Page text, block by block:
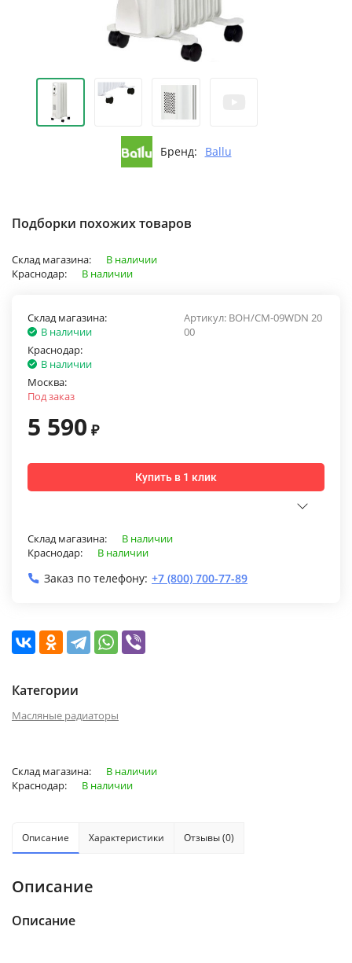
Бренд: Ballu
Подборки похожих товаров
Склад магазина:
В наличии
Краснодар:
В наличии
Артикул: BOH/CM-09WDN 20
00
Склад магазина:
В наличии
Краснодар:
В наличии
Москва:
Под заказ
5 590 ₽
Купить в 1 клик
Склад магазина:
В наличии
Краснодар:
В наличии
Заказ по телефону: +7 (800) 700-77-89
Категории
Масляные радиаторы
Склад магазина:
В наличии
Краснодар:
В наличии
Описание Характеристики Отзывы (0)
Описание
Описание